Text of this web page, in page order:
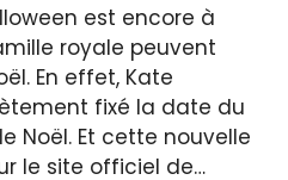
est encore à
royale peuvent
En effet, Kate
fixé la date du
Noël. Et cette nouvelle
le site officiel de…